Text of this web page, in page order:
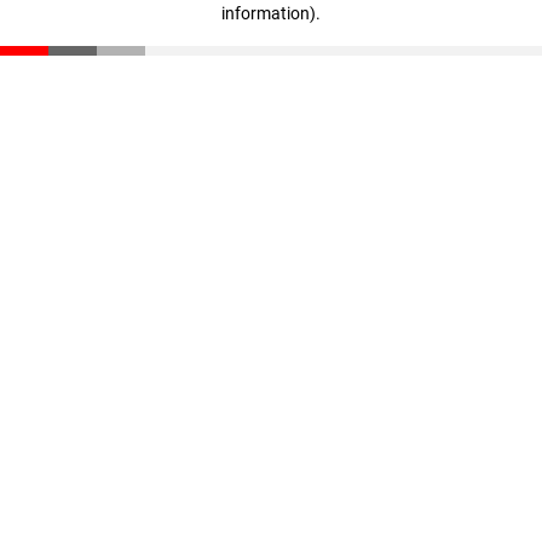
information).